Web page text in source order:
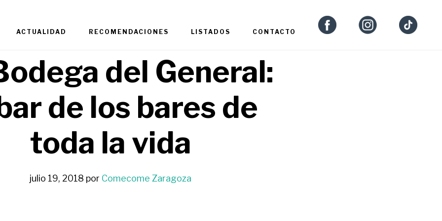
ACTUALIDAD RECOMENDACIONES LISTADOS CONTACTO
del General:
de los bares de
toda la vida
julio 19, 2018 por Comecome Zaragoza